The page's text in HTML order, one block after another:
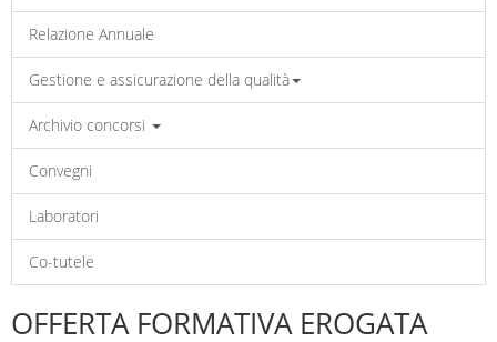
Relazione Annuale
Gestione e assicurazione della qualità
Archivio concorsi
Convegni
Laboratori
Co-tutele
OFFERTA FORMATIVA EROGATA